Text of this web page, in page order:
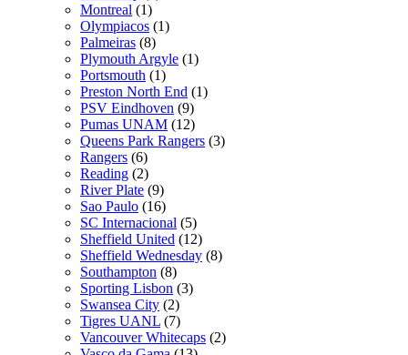
Montreal (1)
Olympiacos (1)
Palmeiras (8)
Plymouth Argyle (1)
Portsmouth (1)
Preston North End (1)
PSV Eindhoven (9)
Pumas UNAM (12)
Queens Park Rangers (3)
Rangers (6)
Reading (2)
River Plate (9)
Sao Paulo (16)
SC Internacional (5)
Sheffield United (12)
Sheffield Wednesday (8)
Southampton (8)
Sporting Lisbon (3)
Swansea City (2)
Tigres UANL (7)
Vancouver Whitecaps (2)